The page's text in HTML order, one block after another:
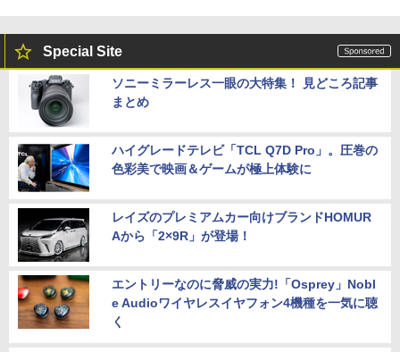
Special Site
ソニーミラーレス一眼の大特集！ 見どころ記事
まとめ
ハイグレードテレビ「TCL Q7D Pro」。圧巻の
色彩美で映画＆ゲームが極上体験に
レイズのプレミアムカー向けブランドHOMUR
Aから「2×9R」が登場！
エントリーなのに脅威の実力!「Osprey」Nobl
e Audioワイヤレスイヤフォン4機種を一気に聴
く